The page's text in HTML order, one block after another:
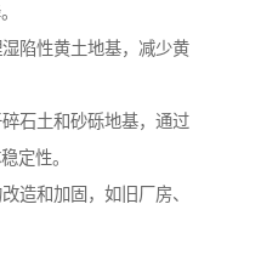
陷性黄土地基，减少黄
石土和砂砾地基，通过
定性。
造和加固，如旧厂房、